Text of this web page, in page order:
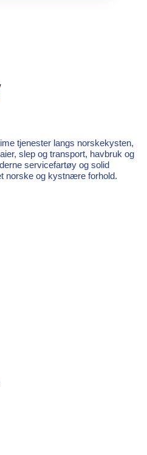
tjenester langs norskekysten,
slep og transport, havbruk og
servicefartøy og solid
norske og kystnære forhold.